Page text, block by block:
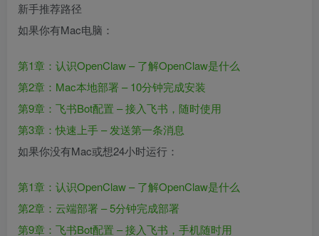
新手推荐路径
如果你有Mac电脑：
第1章：认识OpenClaw – 了解OpenClaw是什么
第2章：Mac本地部署 – 10分钟完成安装
第9章：飞书Bot配置 – 接入飞书，随时使用
第3章：快速上手 – 发送第一条消息
如果你没有Mac或想24小时运行：
第1章：认识OpenClaw – 了解OpenClaw是什么
第2章：云端部署 – 5分钟完成部署
第9章：飞书Bot配置 – 接入飞书，手机随时用